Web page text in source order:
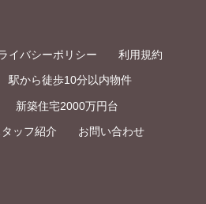
イバシーポリシー 利用規約
駅から徒歩10分以内物件
新築住宅2000万円台
タッフ紹介 お問い合わせ